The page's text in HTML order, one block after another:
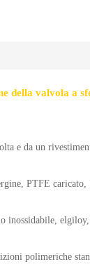
della valvola a
e da un
PTFE
inossidabile, elgiloy,
polimeriche